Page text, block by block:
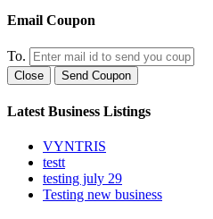
Email Coupon
To.
Close Send Coupon
Latest Business Listings
VYNTRIS
testt
testing july 29
Testing new business